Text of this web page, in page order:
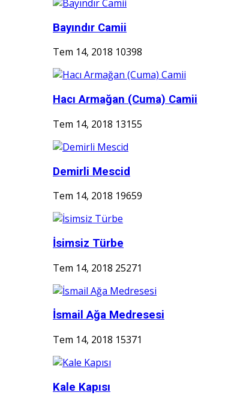
Bayındır Camii
Tem 14, 2018 10398
Hacı Armağan (Cuma) Camii
Tem 14, 2018 13155
Demirli Mescid
Tem 14, 2018 19659
İsimsiz Türbe
Tem 14, 2018 25271
İsmail Ağa Medresesi
Tem 14, 2018 15371
Kale Kapısı